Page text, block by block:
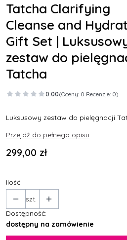
Tatcha Clarifying
Cleanse and
Gift Set |
zestaw do
Tatcha
0.00(Oceny: 0 Recenzje: 0)
Luksusowy zestaw do pielęgnacji
Przejdź do pełnego opisu
Cena
299,00 zł
Ilość
szt.
Dostępność:
dostępny na zamówienie